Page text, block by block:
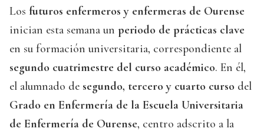
Los futuros enfermeros y enfermeras de Ourense
inician esta semana un periodo de prácticas clave
en su formación universitaria, correspondiente al
segundo cuatrimestre del curso académico. En él,
el alumnado de segundo, tercero y cuarto curso del
Grado en Enfermería de la Escuela Universitaria
de Enfermería de Ourense, centro adscrito a la